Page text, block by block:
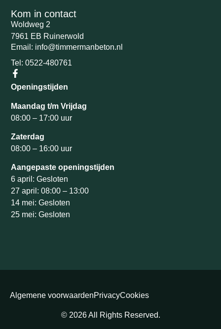
Kom in contact
Woldweg 2
7961 EB Ruinerwold
Email: info@timmermanbeton.nl
Tel: 0522-480761
Openingstijden
Maandag t/m Vrijdag
08:00 – 17:00 uur
Zaterdag
08:00 – 16:00 uur
Aangepaste openingstijden
6 april: Gesloten
27 april: 08:00 – 13:00
14 mei: Gesloten
25 mei: Gesloten
Algemene voorwaardenPrivacyCookies
© 2026 All Rights Reserved.